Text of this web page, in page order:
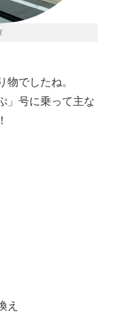
でしたね。
」号に乗って主な
え